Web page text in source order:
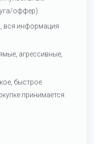
оффер).
вся информация
агрессивные,
быстрое
принимается